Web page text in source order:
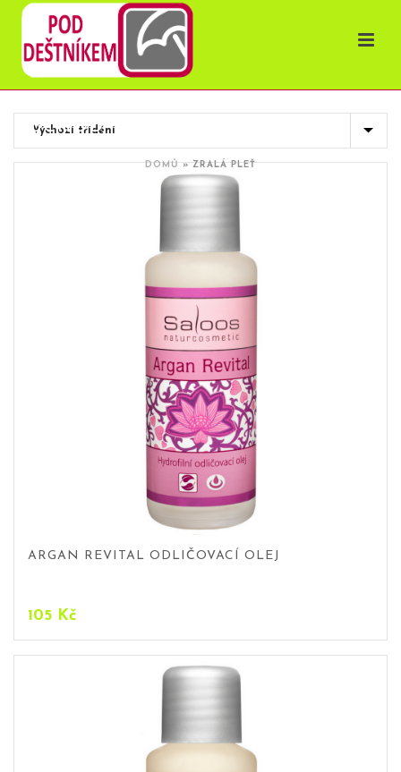
OBCHOD
DOMŮ»ZRALÁ PLEŤ
ARGAN REVITAL ODLIČOVACÍ OLEJ
105 Kč